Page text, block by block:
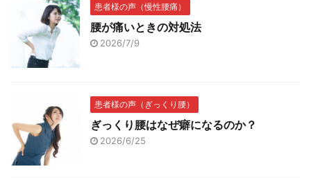
患者様の声（慢性腰痛）
腰が痛いときの対処法
2026/7/9
患者様の声（ぎっくり腰）
ぎっくり腰はなぜ癖になるのか？
2026/6/25